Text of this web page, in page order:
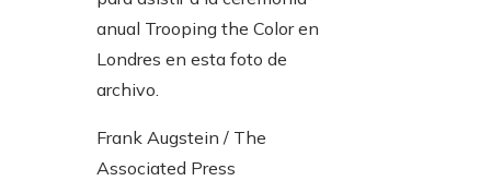
anual Trooping the Color en
Londres en esta foto de
archivo.
Frank Augstein / The
Associated Press